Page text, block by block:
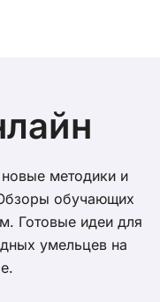
методики и
обучающих
Готовые идеи для
умельцев на